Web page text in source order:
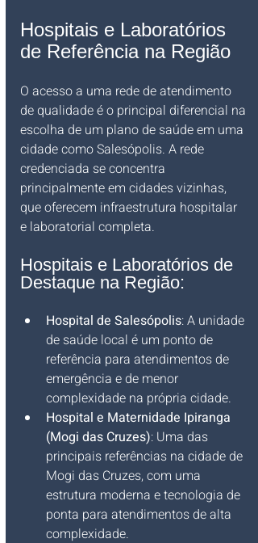
Hospitais e Laboratórios
de Referência na Região
O acesso a uma rede de atendimento
de qualidade é o principal diferencial na
escolha de um plano de saúde em uma
cidade como Salesópolis. A rede
credenciada se concentra
principalmente em cidades vizinhas,
que oferecem infraestrutura hospitalar
e laboratorial completa.
Hospitais e Laboratórios de
Destaque na Região:
Hospital de Salesópolis: A unidade
de saúde local é um ponto de
referência para atendimentos de
emergência e de menor
complexidade na própria cidade.
Hospital e Maternidade Ipiranga
(Mogi das Cruzes): Uma das
principais referências na cidade de
Mogi das Cruzes, com uma
estrutura moderna e tecnologia de
ponta para atendimentos de alta
complexidade.